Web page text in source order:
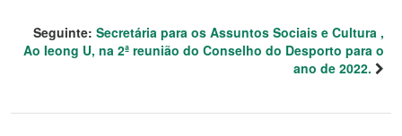
Seguinte: Secretária para os Assuntos Sociais e Cultura ,
Ao Ieong U, na 2ª reunião do Conselho do Desporto para o
ano de 2022.